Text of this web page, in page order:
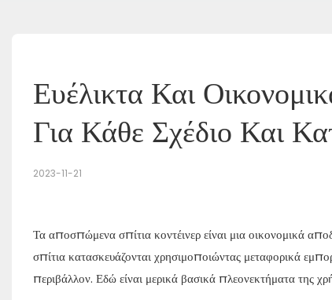
Ευέλικτα Και
Για Κάθε Σχέδιο Και
2023-11-21
Τα αποσπώμενα σπίτια κοντέινερ είναι μια οικονομικά
σπίτια κατασκευάζονται χρησιμοποιώντας μεταφορικά
περιβάλλον. Εδώ είναι μερικά βασικά πλεονεκτήματα της